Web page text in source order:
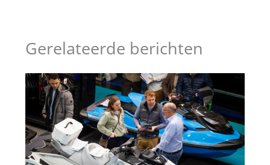
Gerelateerde berichten